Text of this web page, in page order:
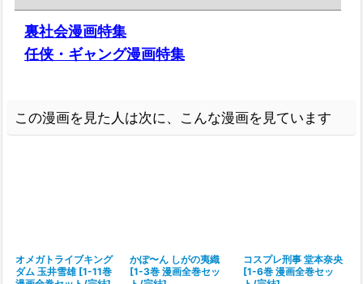
裏社会漫画特集
任侠・ギャング漫画特集
この漫画を見た人は次に、こんな漫画を見ています
オメガトライブキング
ダム 玉井雪雄 [1-11巻
かぽ〜ん しがの夷織
[1-3巻 漫画全巻セッ
コスプレ刑事 堂本奈央
[1-6巻 漫画全巻セッ